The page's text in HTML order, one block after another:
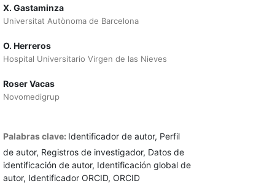
X. Gastaminza
Universitat Autònoma de Barcelona
O. Herreros
Hospital Universitario Virgen de las Nieves
Roser Vacas
Novomedigrup
Palabras clave: Identificador de autor, Perfil
de autor, Registros de investigador, Datos de
identificación de autor, Identificación global de
autor, Identificador ORCID, ORCID